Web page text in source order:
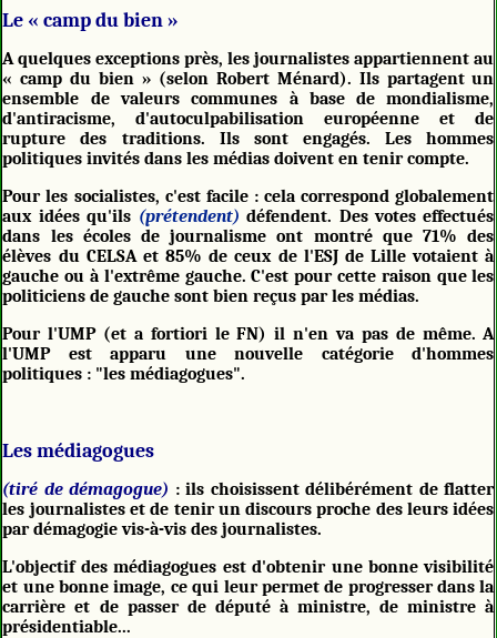
Le « camp du bien »
A quelques exceptions près, les journalistes appartiennent au
« camp du bien » (selon Robert Ménard). Ils partagent un
ensemble de valeurs communes à base de mondialisme,
d'antiracisme, d'autoculpabilisation européenne et de
rupture des traditions. Ils sont engagés. Les hommes
politiques invités dans les médias doivent en tenir compte.
Pour les socialistes, c'est facile : cela correspond globalement
aux idées qu'ils (prétendent) défendent. Des votes effectués
dans les écoles de journalisme ont montré que 71% des
élèves du CELSA et 85% de ceux de l'ESJ de Lille votaient à
gauche ou à l'extrême gauche. C'est pour cette raison que les
politiciens de gauche sont bien reçus par les médias.
Pour l'UMP (et a fortiori le FN) il n'en va pas de même. A
l'UMP est apparu une nouvelle catégorie d'hommes
politiques : "les médiagogues".
Les médiagogues
(tiré de démagogue) : ils choisissent délibérément de flatter
les journalistes et de tenir un discours proche des leurs idées
par démagogie vis-à-vis des journalistes.
L'objectif des médiagogues est d'obtenir une bonne visibilité
et une bonne image, ce qui leur permet de progresser dans la
carrière et de passer de député à ministre, de ministre à
présidentiable...